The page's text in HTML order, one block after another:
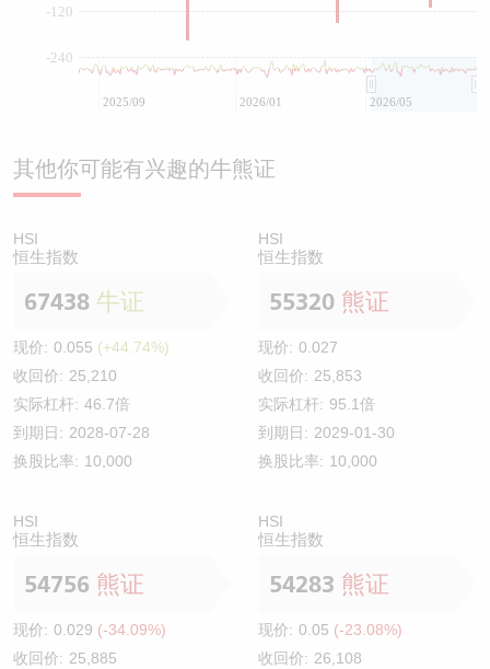
-240
-120
2025/09 2026/01 2026/05
其他你可能有兴趣的牛熊证
HSI
恒生指数
67438 牛证
现价: 0.055 (+44.74%)
收回价: 25,210
实际杠杆: 46.7倍
到期日: 2028-07-28
换股比率: 10,000
HSI
恒生指数
55320 熊证
现价: 0.027
收回价: 25,853
实际杠杆: 95.1倍
到期日: 2029-01-30
换股比率: 10,000
HSI
恒生指数
54756 熊证
现价: 0.029 (-34.09%)
收回价: 25,885
HSI
恒生指数
54283 熊证
现价: 0.05 (-23.08%)
收回价: 26,108